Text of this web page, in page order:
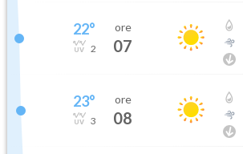
22°
2
ore
07
23°
3
ore
08